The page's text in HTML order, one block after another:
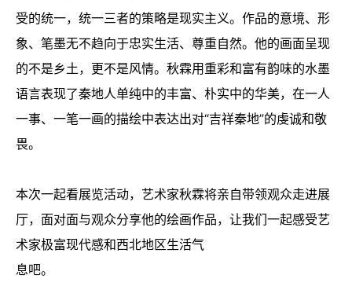
受的统一，统一三者的策略是现实主义。作品的意境、形
象、笔墨无不趋向于忠实生活、尊重自然。他的画面呈现
的不是乡土，更不是风情。秋霖用重彩和富有韵味的水墨
语言表现了秦地人单纯中的丰富、朴实中的华美，在一人
一事、一笔一画的描绘中表达出对“吉祥秦地”的虔诚和敬
畏。
本次一起看展览活动，艺术家秋霖将亲自带领观众走进展
厅，面对面与观众分享他的绘画作品，让我们一起感受艺
术家极富现代感和西北地区生活气
息吧。